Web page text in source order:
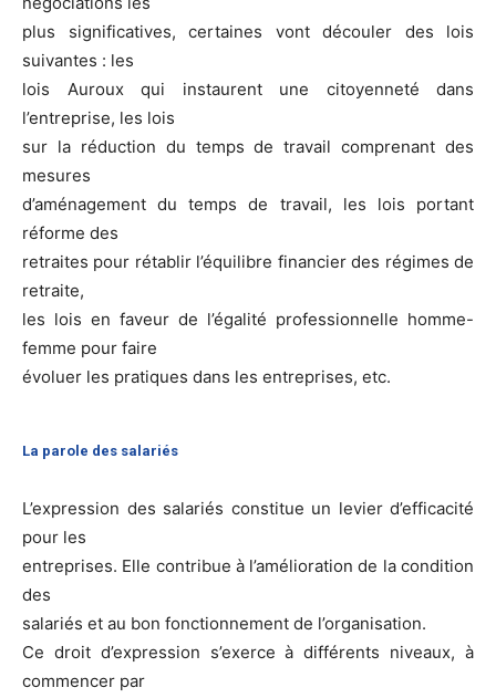
plus significatives, certaines vont découler des lois
suivantes : les
lois Auroux qui instaurent une citoyenneté dans
l’entreprise, les lois
sur la réduction du temps de travail comprenant des
mesures
d’aménagement du temps de travail, les lois portant
réforme des
retraites pour rétablir l’équilibre financier des régimes de
retraite,
les lois en faveur de l’égalité professionnelle homme-
femme pour faire
évoluer les pratiques dans les entreprises, etc.
La parole des salariés
L’expression des salariés constitue un levier d’efficacité
pour les
entreprises. Elle contribue à l’amélioration de la condition
des
salariés et au bon fonctionnement de l’organisation.
Ce droit d’expression s’exerce à différents niveaux, à
commencer par